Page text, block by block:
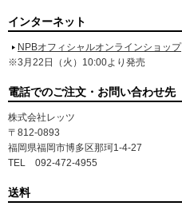
インターネット
NPBオフィシャルオンラインショップ
※3月22日（火）10:00より発売
電話でのご注文・お問い合わせ先
株式会社レッツ
〒812-0893
福岡県福岡市博多区那珂1-4-27
TEL 092-472-4955
送料